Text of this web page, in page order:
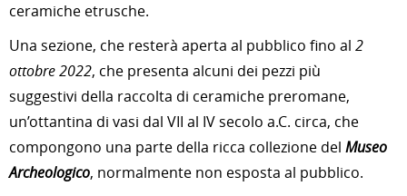
ceramiche etrusche.
Una sezione, che resterà aperta al pubblico fino al 2
ottobre 2022, che presenta alcuni dei pezzi più
suggestivi della raccolta di ceramiche preromane,
un’ottantina di vasi dal VII al IV secolo a.C. circa, che
compongono una parte della ricca collezione del Museo
Archeologico, normalmente non esposta al pubblico.